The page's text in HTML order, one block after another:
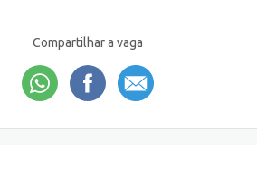
Compartilhar a vaga